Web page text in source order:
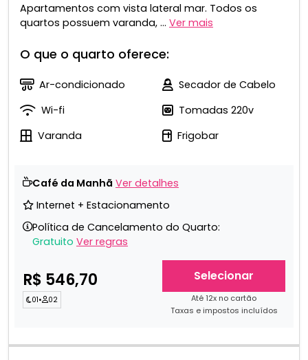
Apartamentos com vista lateral mar. Todos os
quartos possuem varanda, ... Ver mais
O que o quarto oferece:
Ar-condicionado
Secador de Cabelo
Wi-fi
Tomadas 220v
Varanda
Frigobar
Café da Manhã Ver detalhes
Internet + Estacionamento
Política de Cancelamento do Quarto:
Gratuito Ver regras
R$ 546,70
01• 02
Selecionar
Até 12x no cartão
Taxas e impostos incluídos